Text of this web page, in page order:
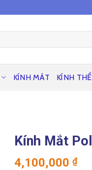
KÍNH MÁT KÍNH
Kính Mắt
4,100,000 ₫